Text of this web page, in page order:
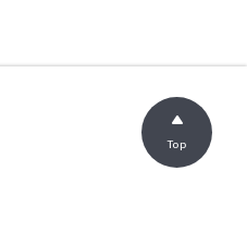
Top